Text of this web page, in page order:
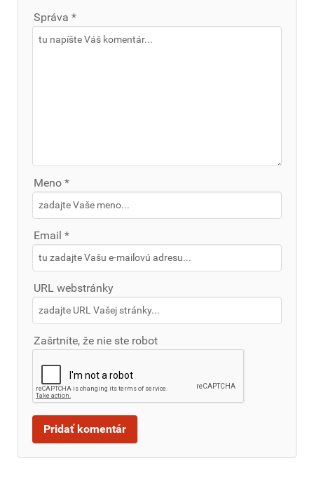
Správa *
Meno *
Email *
URL webstránky
Zašrtnite, že nie ste robot